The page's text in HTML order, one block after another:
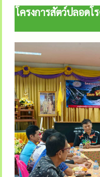
โครงการสัตว์ปลอด